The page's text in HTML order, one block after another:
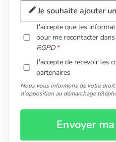
Je souhaite ajouter
J'accepte que les
pour me recontacter
RGPD
J'accepte de recevoir les
partenaires
Nous vous informons de votre
d'opposition au démarchage
Envoyer